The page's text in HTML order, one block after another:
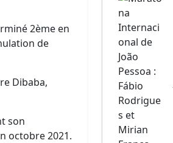
2ème en
de
Dibaba,
son
octobre 2021.